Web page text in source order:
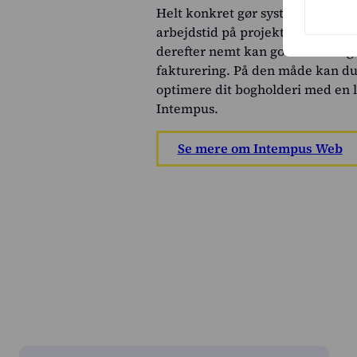
Helt konkret gør systemet det
arbejdstid på projekter eller
derefter nemt kan godkendes og
fakturering. På den måde kan
optimere dit bogholderi med en
Intempus.
Se mere om Intempus Web